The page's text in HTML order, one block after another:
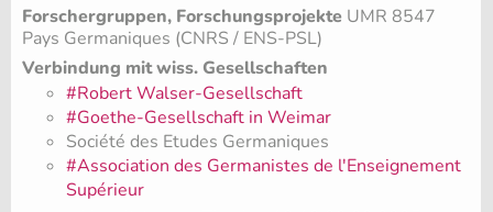
Forschergruppen, Forschungsprojekte UMR 8547
Pays Germaniques (CNRS / ENS-PSL)
Verbindung mit wiss. Gesellschaften
#Robert Walser-Gesellschaft
#Goethe-Gesellschaft in Weimar
Société des Etudes Germaniques
#Association des Germanistes de l'Enseignement
Supérieur